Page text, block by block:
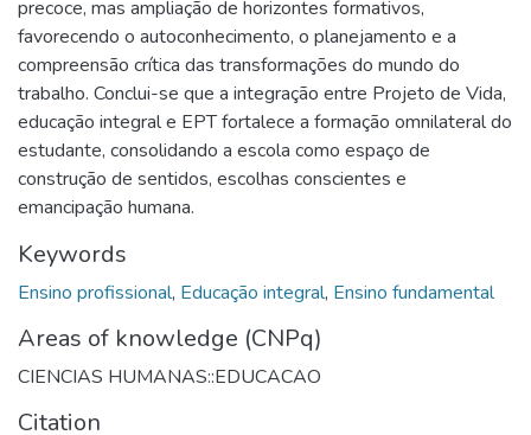
precoce, mas ampliação de horizontes formativos,
favorecendo o autoconhecimento, o planejamento e a
compreensão crítica das transformações do mundo do
trabalho. Conclui-se que a integração entre Projeto de Vida,
educação integral e EPT fortalece a formação omnilateral do
estudante, consolidando a escola como espaço de
construção de sentidos, escolhas conscientes e
emancipação humana.
Keywords
Ensino profissional, Educação integral, Ensino fundamental
Areas of knowledge (CNPq)
CIENCIAS HUMANAS::EDUCACAO
Citation